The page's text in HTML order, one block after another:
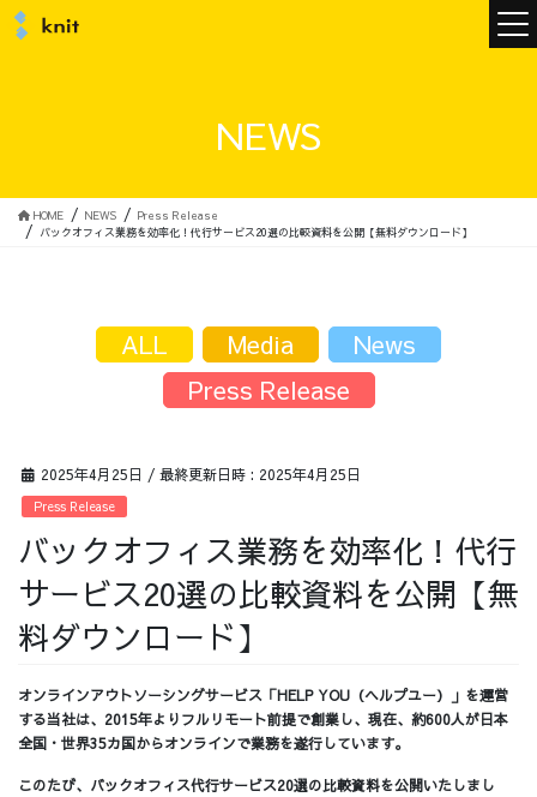
サービス
採用情報
採用情報トップ チームインタビュー01
NEWS
HOME NEWS
Press Release
バックオフィス業務を効率化！代行サービス20選の比較資料を公開【無料ダウンロード】
2025年4月25日 / 最終更新日時 : 2025年4月25日
Press Release
バックオフィス業務を効率化！代行
サービス20選の比較資料を公開【無
料ダウンロード】
オンラインアウトソーシングサービス「HELP YOU（ヘルプユー）」を運営
する当社は、2015年よりフルリモート前提で創業し、現在、約600人が日本
全国・世界35カ国からオンラインで業務を遂行しています。
このたび、バックオフィス代行サービス20選の比較資料を公開いたしまし
ALL Media
News
Press Release